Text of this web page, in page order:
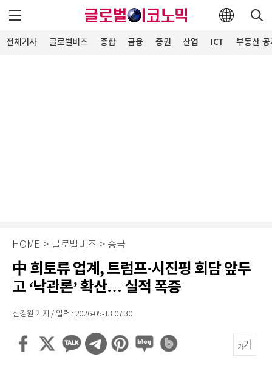
전체기사 글로벌비즈 종합 금융 증권 산업 ICT 부동산·
HOME > 글로벌비즈 > 중국
中 희토류 업계, 트럼프·시진핑 회담 앞두
고 ‘낙관론’ 확산… 실적 폭증
신경원 기자 / 입력 : 2026-05-13 07:30